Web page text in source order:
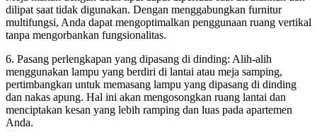
dilipat saat tidak digunakan. Dengan menggabungkan furnitur
multifungsi, Anda dapat mengoptimalkan penggunaan ruang vertikal
tanpa mengorbankan fungsionalitas.
6. Pasang perlengkapan yang dipasang di dinding: Alih-alih
menggunakan lampu yang berdiri di lantai atau meja samping,
pertimbangkan untuk memasang lampu yang dipasang di dinding
dan nakas apung. Hal ini akan mengosongkan ruang lantai dan
menciptakan kesan yang lebih ramping dan luas pada apartemen
Anda.